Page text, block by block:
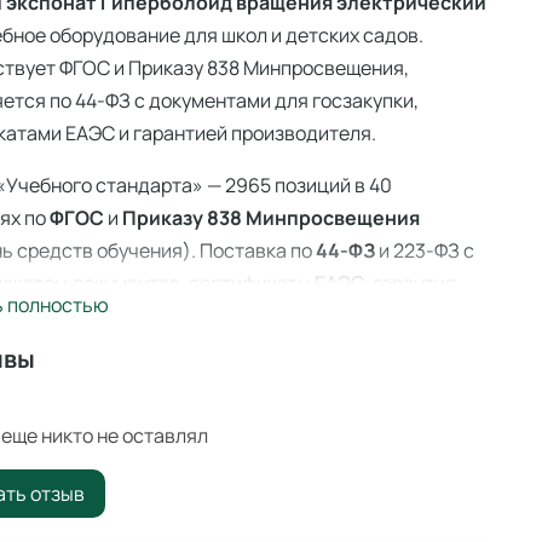
оборудование для школ и детских садов.
ФГОС и Приказу 838 Минпросвещения,
по 44-ФЗ с документами для госзакупки,
ЕАЭС и гарантией производителя.
стандарта» — 2965 позиций в 40
поФГОС и Приказу 838 Минпросвещения
средств обучения). Поставка по44-ФЗи 223-ФЗ с
документов, сертификаты ЕАЭС, гарантия
Доставка по всей России — 3–14 дней со
экспонат Гиперболоид вращения
— учебные экспонаты
учебный экспонат для наглядной
физических законов и природных явлений.
полностью
никто не оставлял
отзыв